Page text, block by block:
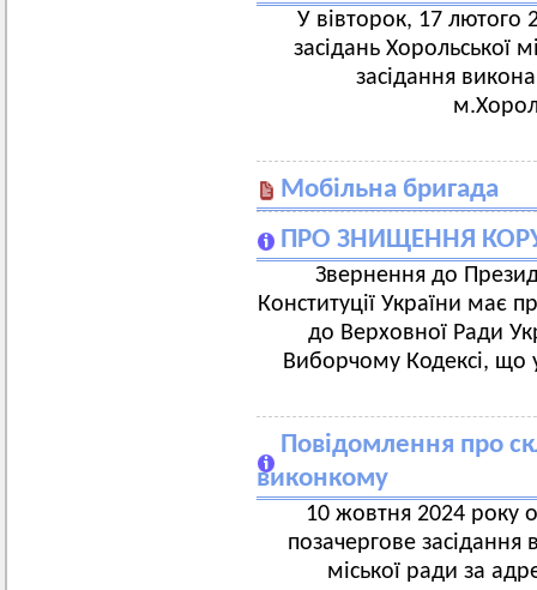
У вівторок, 17 лютого
засідань Хорольської
засідання
Мобільна бригада
ПРО ЗНИЩЕННЯ
Звернення до
Конституції України має
до Верховної Ради
Виборчому Кодексі, що
Повідомлення про
виконкому
10 жовтня 2024 року
позачергове засідання
міської ради за